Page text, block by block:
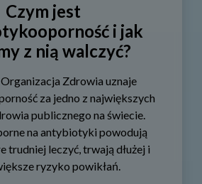
Czym jest
i jak
z nią walczyć?
Zdrowia uznaje
za jedno z największych
publicznego na świecie.
na antybiotyki powodują
trudniej leczyć, trwają dłużej i
ryzyko powikłań.